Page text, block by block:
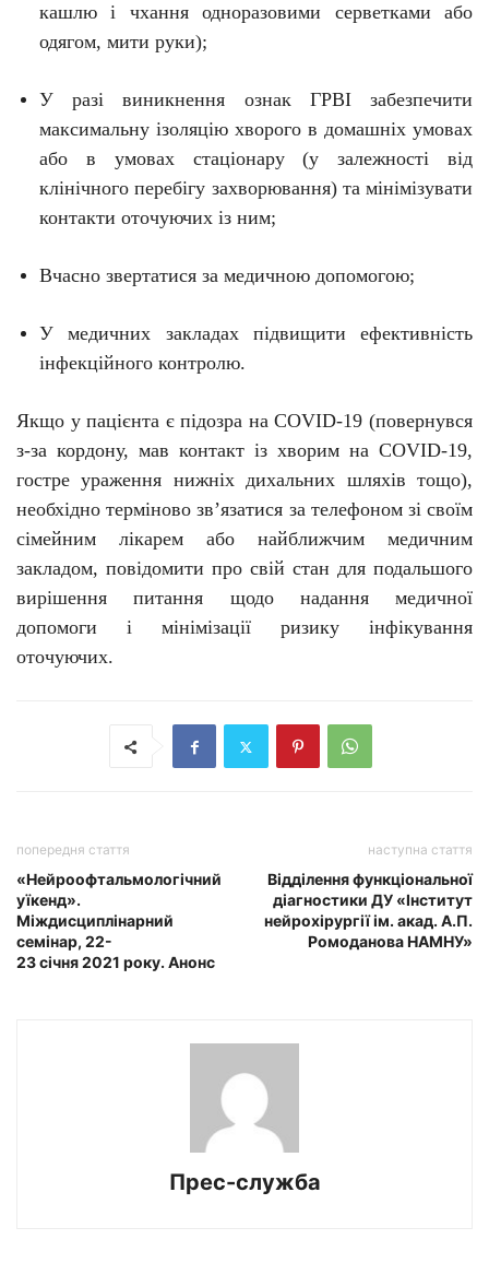
кашлю і чхання одноразовими серветками або
одягом, мити руки);
У разі виникнення ознак ГРВІ забезпечити
максимальну ізоляцію хворого в домашніх умовах
або в умовах стаціонару (у залежності від
клінічного перебігу захворювання) та мінімізувати
контакти оточуючих із ним;
Вчасно звертатися за медичною допомогою;
У медичних закладах підвищити ефективність
інфекційного контролю.
Якщо у пацієнта є підозра на COVID-19 (повернувся
з-за кордону, мав контакт із хворим на COVID-19,
гостре ураження нижніх дихальних шляхів тощо),
необхідно терміново зв’язатися за телефоном зі своїм
сімейним лікарем або найближчим медичним
закладом, повідомити про свій стан для подальшого
вирішення питання щодо надання медичної
допомоги і мінімізації ризику інфікування
оточуючих.
попередня стаття
«Нейроофтальмологічний
уїкенд».
Міждисциплінарний
семінар, 22-
23 січня 2021 року. Анонс
наступна стаття
Відділення функціональної
діагностики ДУ «Інститут
нейрохірургії ім. акад. А.П.
Ромоданова НАМНУ»
Прес-служба